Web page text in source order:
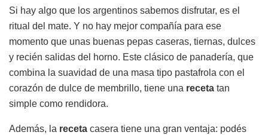
Si hay algo que los argentinos sabemos disfrutar, es el
ritual del mate. Y no hay mejor compañía para ese
momento que unas buenas pepas caseras, tiernas, dulces
y recién salidas del horno. Este clásico de panadería, que
combina la suavidad de una masa tipo pastafrola con el
corazón de dulce de membrillo, tiene una receta tan
simple como rendidora.
Además, la receta casera tiene una gran ventaja: podés